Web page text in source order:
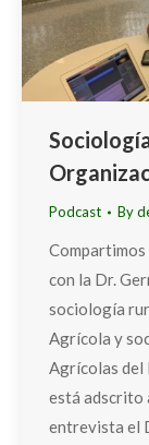
Podcast By
con la Dr.
sociología
Agrícola y
Agrícolas del
está adscrito
entrevista el